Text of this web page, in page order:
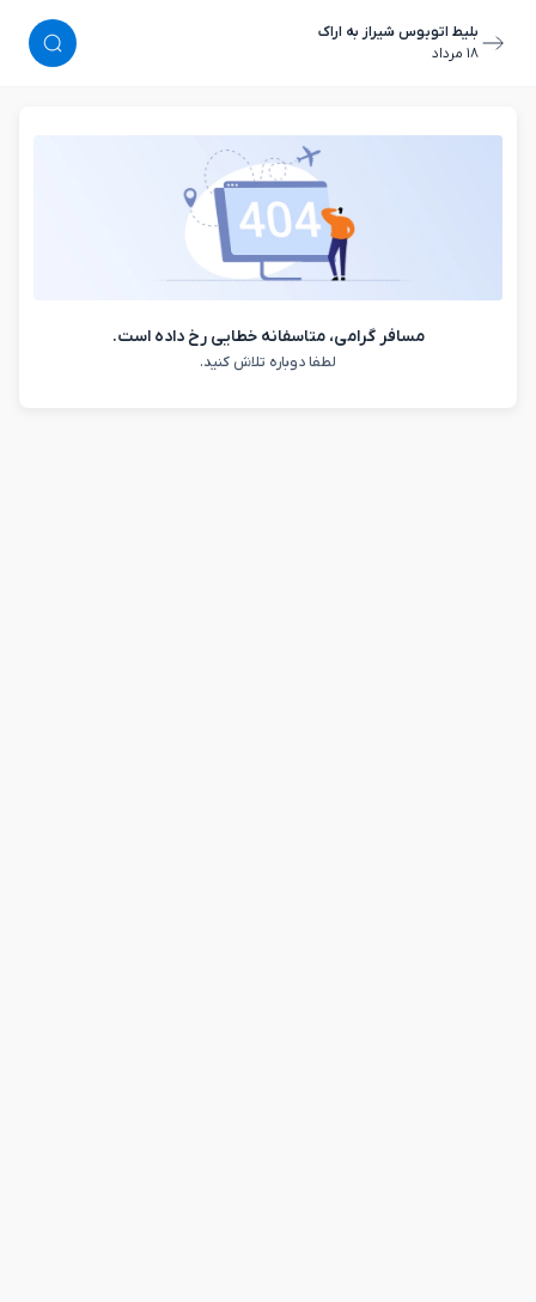
بلیط اتوبوس شیراز به اراک
١٨ مرداد
مسافر گرامی، متاسفانه خطایی رخ داده است.
لطفا دوباره تلاش کنید.